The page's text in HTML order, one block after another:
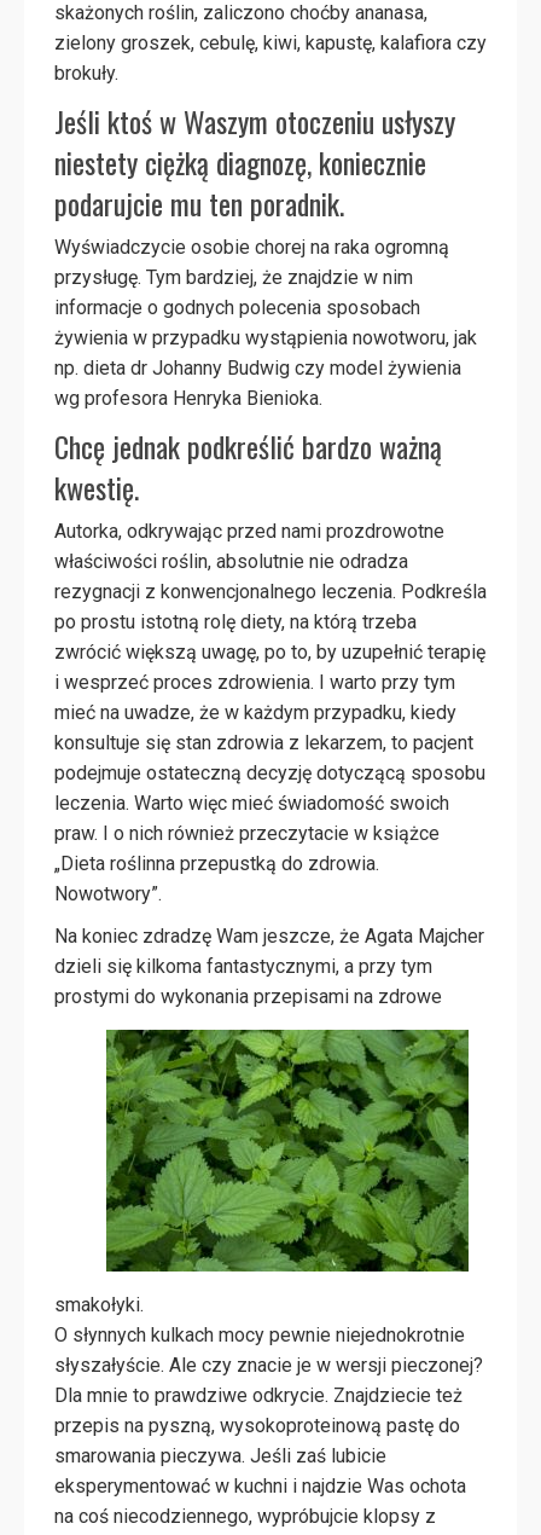
skażonych roślin, zaliczono choćby ananasa,
zielony groszek, cebulę, kiwi, kapustę, kalafiora czy
brokuły.
Jeśli ktoś w Waszym otoczeniu usłyszy
niestety ciężką diagnozę, koniecznie
podarujcie mu ten poradnik.
Wyświadczycie osobie chorej na raka ogromną
przysługę. Tym bardziej, że znajdzie w nim
informacje o godnych polecenia sposobach
żywienia w przypadku wystąpienia nowotworu, jak
np. dieta dr Johanny Budwig czy model żywienia
wg profesora Henryka Bienioka.
Chcę jednak podkreślić bardzo ważną
kwestię.
Autorka, odkrywając przed nami prozdrowotne
właściwości roślin, absolutnie nie odradza
rezygnacji z konwencjonalnego leczenia. Podkreśla
po prostu istotną rolę diety, na którą trzeba
zwrócić większą uwagę, po to, by uzupełnić terapię
i wesprzeć proces zdrowienia. I warto przy tym
mieć na uwadze, że w każdym przypadku, kiedy
konsultuje się stan zdrowia z lekarzem, to pacjent
podejmuje ostateczną decyzję dotyczącą sposobu
leczenia. Warto więc mieć świadomość swoich
praw. I o nich również przeczytacie w książce
„Dieta roślinna przepustką do zdrowia.
Nowotwory”.
Na koniec zdradzę Wam jeszcze, że Agata Majcher
dzieli się kilkoma fantastycznymi, a przy tym
prostymi do wykonania przepisami na zdrowe
smakołyki.
O słynnych kulkach mocy pewnie niejednokrotnie
słyszałyście. Ale czy znacie je w wersji pieczonej?
Dla mnie to prawdziwe odkrycie. Znajdziecie też
przepis na pyszną, wysokoproteinową pastę do
smarowania pieczywa. Jeśli zaś lubicie
eksperymentować w kuchni i najdzie Was ochota
na coś niecodziennego, wypróbujcie klopsy z